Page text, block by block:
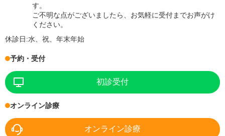
す。
ご不明な点がございましたら、お気軽に受付までお声がけ
ください。
休診日:水、祝、年末年始
予約・受付
初診受付
オンライン診療
オンライン診療